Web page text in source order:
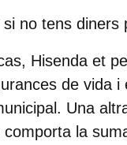
no tens diners
Hisenda et
de vida
Una
la